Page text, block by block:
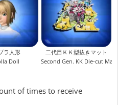
ラ人形
Doll
二代目ＫＫ型抜きマット
Second Gen. KK Die-cut Mat
of times to receive